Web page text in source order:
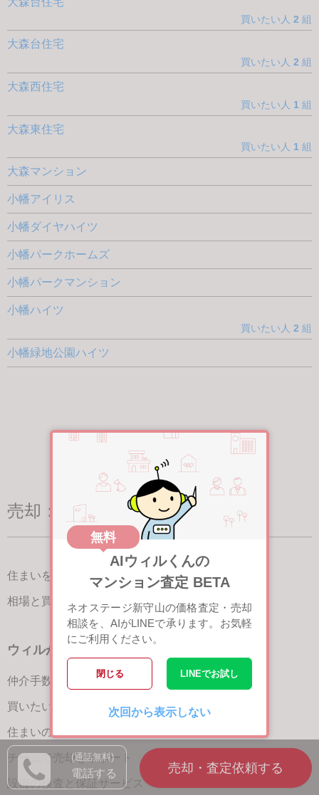
(通話無料)
電話する
買いたい人 2 組
大森台住宅
買いたい人 2 組
大森西住宅
買いたい人 1 組
大森東住宅
買いたい人 1 組
大森マンション
小幡アイリス
小幡ダイヤハイツ
小幡パークホームズ
小幡パークマンション
小幡ハイツ
買いたい人 2 組
小幡緑地公園ハイツ
無料
AIウィルくんの
マンション査定 BETA
ネオステージ新守山の価格査定・売却
相談を、AIがLINEで承ります。お気軽
にご利用ください。
閉じる LINEでお試し
次回から表示しない
売却：住まいを売る
住まいを売る（名古屋） TOP
相場と買いたい人を調べる
ウィルが選ばれる理由
仲介手数料が最大半額
買いたい人が集まる3つの理由
住まいの魅力を引き出す宣伝力
チームで売却をサポート
設備の検査と保証サービス